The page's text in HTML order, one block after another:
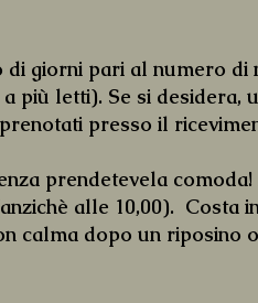
giorni pari al numero di
più letti). Se si desidera,
presso il
prendetevela comoda!
alle 10,00). Costa
calma dopo un riposino